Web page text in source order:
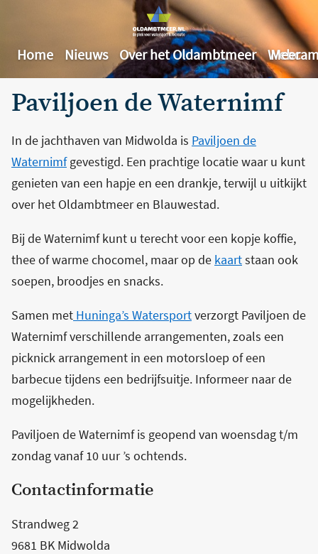
Home Nieuws Over het Oldambtmeer Meer
Paviljoen de Waternimf
In de jachthaven van Midwolda is Paviljoen de
Waternimfgevestigd. Een prachtige locatie waar u kunt
genieten van een hapje en een drankje, terwijl u uitkijkt
over het Oldambtmeer en Blauwestad.
Bij de Waternimf kunt u terecht voor een kopje koffie,
thee of warme chocomel, maar op de kaartstaan ook
soepen, broodjes en snacks.
Samen met Huninga’s Watersportverzorgt Paviljoen de
Waternimf verschillende arrangementen, zoals een
picknick arrangement in een motorsloep of een
barbecue tijdens een bedrijfsuitje. Informeer naar de
mogelijkheden.
Paviljoen de Waternimf is geopend van woensdag t/m
zondag vanaf 10 uur ’s ochtends.
Contactinformatie
Strandweg 2
9681 BK Midwolda